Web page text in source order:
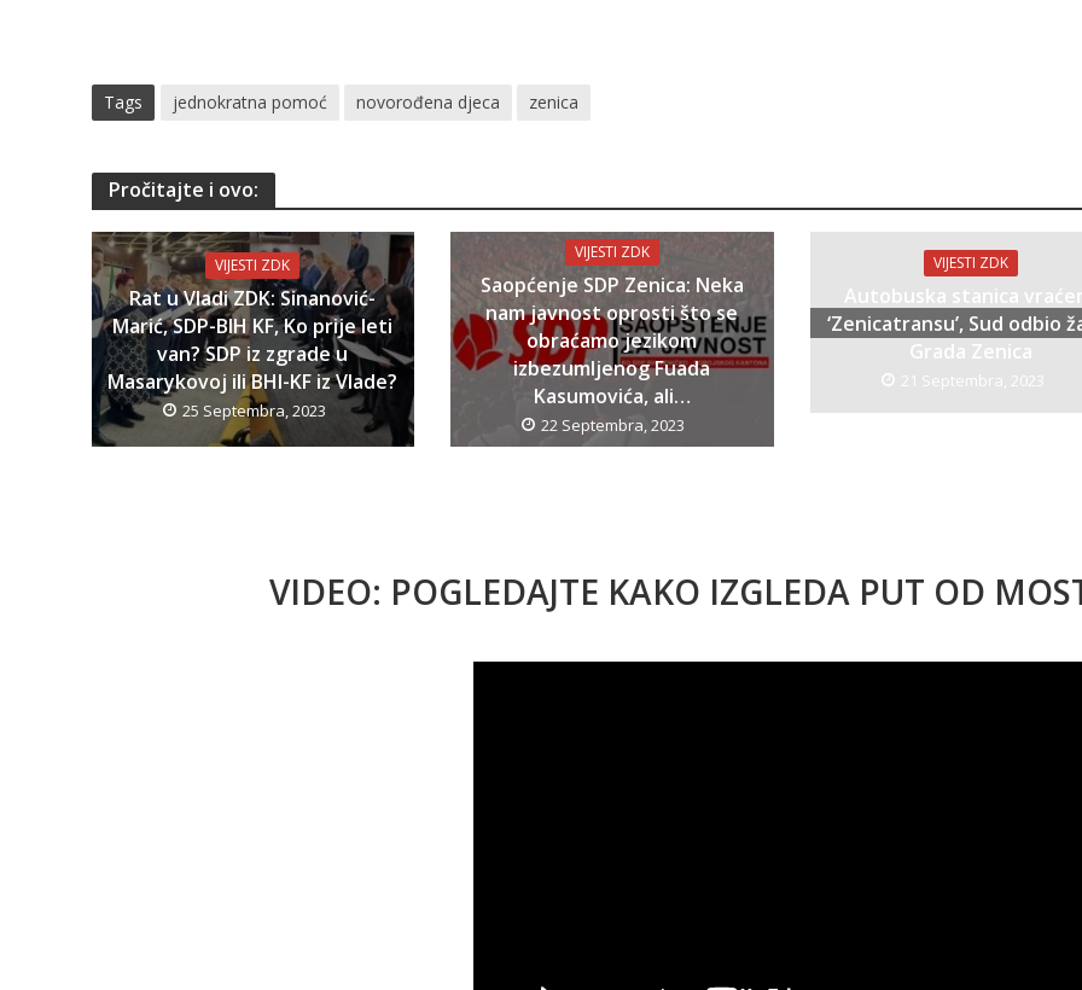
Tags jednokratna pomoć novorođena djeca zenica
Pročitajte i ovo:
VIJESTI ZDK
Rat u Vladi ZDK: Sinanović-
Marić, SDP-BIH KF, Ko prije leti
van? SDP iz zgrade u
Masarykovoj ili BHI-KF iz Vlade?
25 Septembra, 2023
VIJESTI ZDK
Saopćenje SDP Zenica: Neka
nam javnost oprosti što se
obraćamo jezikom
izbezumljenog Fuada
Kasumovića, ali…
22 Septembra, 2023
VIJESTI ZDK
Autobuska stanica
‘Zenicatransu’, Sud odbio
Grada Zenica
21 Septembra, 2023
VIDEO: POGLEDAJTE KAKO IZGLEDA PUT OD